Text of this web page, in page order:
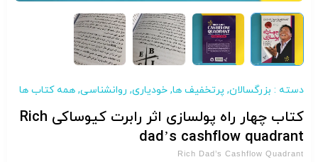
دسته : بزرگسالان, پرتخفیف ها, خودیاری, روانشناسی, همه کتاب ها
کتاب چهار راه پولسازی اثر رابرت کیوساکی Rich
dad’s cashflow quadrant
Rich Dad’s Cashflow Quadrant